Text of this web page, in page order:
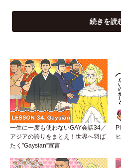
続きを読
一生に一度も使わないGAY会話34／
アジアの誇りをまとえ！世界へ羽ば
たく”Gaysian”宣言